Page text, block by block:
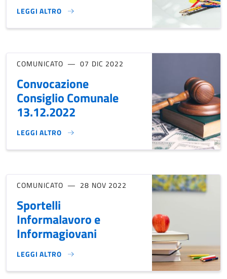
LEGGI ALTRO
ISCRIZIONI SCUOLA INFANZIA, PRIMARIA E SECONDARIA DI
COMUNICATO 07 DIC 2022
Convocazione
Consiglio Comunale
13.12.2022
LEGGI ALTRO
CONVOCAZIONE CONSIGLIO COMUNALE 13.12.2022}
COMUNICATO 28 NOV 2022
Sportelli
Informalavoro e
Informagiovani
LEGGI ALTRO
SPORTELLI INFORMALAVORO E INFORMAGIOVANI}